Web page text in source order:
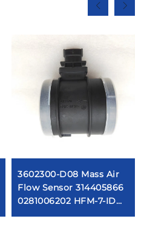
3602300-D08 Mass Air
Flow Sensor 314405866
0281006202 HFM-7-ID
355314458 MAF Sensor